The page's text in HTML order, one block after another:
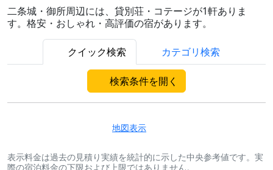
二条城・御所周辺には、貸別荘・コテージが1軒ありま
す。格安・おしゃれ・高評価の宿があります。
クイック検索 カテゴリ検索
検索条件を開く
地図表示
表示料金は過去の見積り実績を統計的に示した中央参考値です。実
際の宿泊料金の下限および上限ではありません。